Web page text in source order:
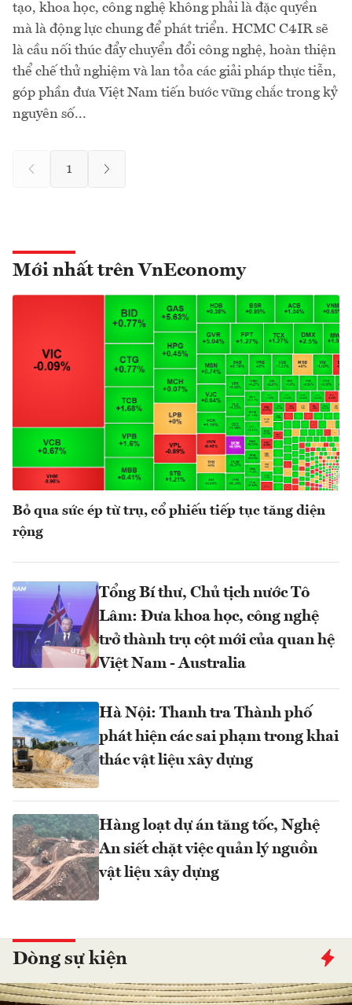
tạo, khoa học, công nghệ không phải là đặc quyền
mà là động lực chung để phát triển. HCMC C4IR sẽ
là cầu nối thúc đẩy chuyển đổi công nghệ, hoàn thiện
thể chế thử nghiệm và lan tỏa các giải pháp thực tiễn,
góp phần đưa Việt Nam tiến bước vững chắc trong kỷ
nguyên số...
1
Mới nhất trên VnEconomy
Bỏ qua sức ép từ trụ, cổ phiếu tiếp tục tăng diện
rộng
Tổng Bí thư, Chủ tịch nước Tô
Lâm: Đưa khoa học, công nghệ
trở thành trụ cột mới của quan hệ
Việt Nam - Australia
Hà Nội: Thanh tra Thành phố
phát hiện các sai phạm trong khai
thác vật liệu xây dựng
Hàng loạt dự án tăng tốc, Nghệ
An siết chặt việc quản lý nguồn
vật liệu xây dựng
Dòng sự kiện